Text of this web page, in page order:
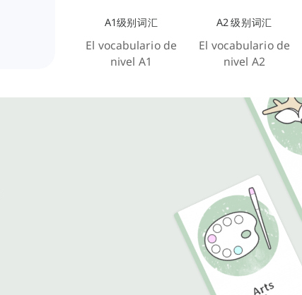
A1级别词汇
El vocabulario de
nivel A1
A2 级别词汇
El vocabulario de
nivel A2